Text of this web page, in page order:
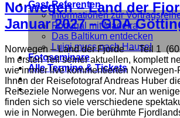
Gast-Referenten
Informationen zur
Portugal mit Madeira
Das Baltikum entdecken
Luigi muss nach Hause!
Fotoseminare
Alle Termine & Tickets
Norwegen – Land der
Januar 2027 – GDA
Norwegen – Land der Fjorde – Teil 1
Im ersten Teil seiner aktuellen, komplett
wie immer live kommentierten
Ihnen der Reisefotograf Andreas Huber
Reiseziele Norwegens vor. Nur an
finden sich so viele verschiedene
wie in Norwegen. Die berühmte